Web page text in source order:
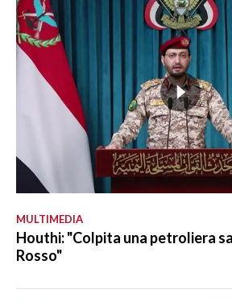
MULTIMEDIA
Houthi: "Colpita una petroliera
Rosso"